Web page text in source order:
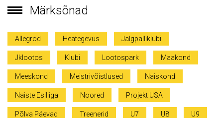
Märksõnad
Allegrod Heategevus Jalgpalliklubi
Jklootos Klubi Lootospark Maakond
Meeskond Meistrivõistlused Naiskond
Naiste Esiliiga Noored Projekt USA
Põlva Päevad Treenerid U7 U8 U9